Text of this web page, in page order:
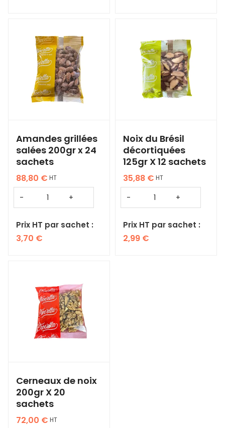
Amandes grillées
salées 200gr x 24
sachets
88,80 € HT
Prix HT par sachet :
3,70 €
Noix du Brésil
décortiquées
125gr X 12 sachets
35,88 € HT
Prix HT par sachet :
2,99 €
Cerneaux de noix
200gr X 20
sachets
72,00 € HT